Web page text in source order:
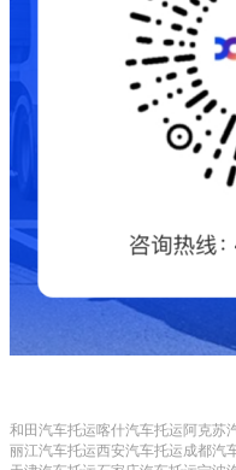
和田汽车托运喀什汽车托运阿克苏
丽江汽车托运西安汽车托运成都汽